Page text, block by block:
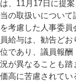
は、11月17日に提
当の取扱いについ
を考慮した人事委
員給与は、勧告ど
位であり、議員報酬
況が異なることも踏
価高に苦慮されてい